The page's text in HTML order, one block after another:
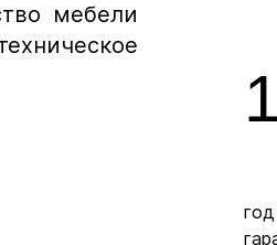
не царапают
одном положении,
Ø 11
мебели
год